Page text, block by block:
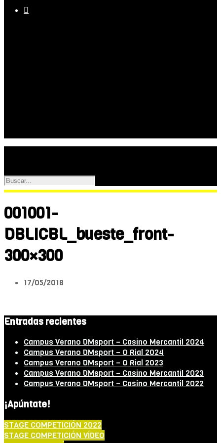

001001-
DBLICBL_bueste_front-
300×300
17/05/2018
Entradas recientes
Campus Verano DMsport – Casino Mercantil 2024
Campus Verano DMsport – O Rial 2024
Campus Verano DMsport – O Rial 2023
Campus Verano DMsport – Casino Mercantil 2023
Campus Verano DMsport – Casino Mercantil 2022
¡Apúntate!
STAGE COMPETICIÓN 2022
STAGE COMPETICIÓN VÍDEO